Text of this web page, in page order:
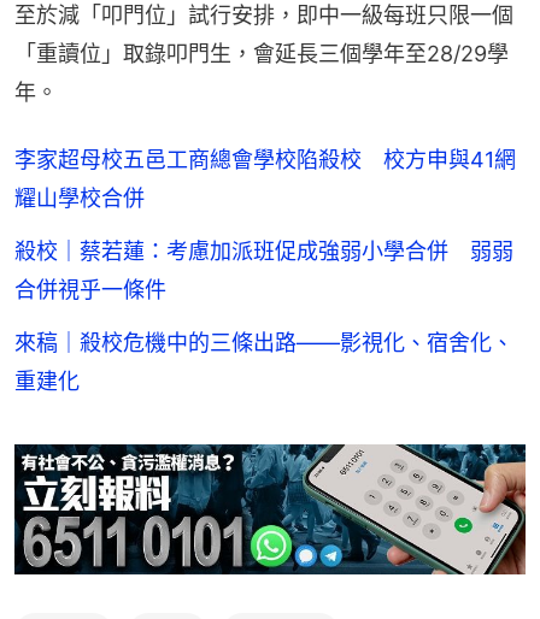
至於減「叩門位」試行安排，即中一級每班只限一個
「重讀位」取錄叩門生，會延長三個學年至28/29學
年。
李家超母校五邑工商總會學校陷殺校 校方申與41網
耀山學校合併
殺校｜蔡若蓮：考慮加派班促成強弱小學合併 弱弱
合併視乎一條件
來稿｜殺校危機中的三條出路——影視化、宿舍化、
重建化